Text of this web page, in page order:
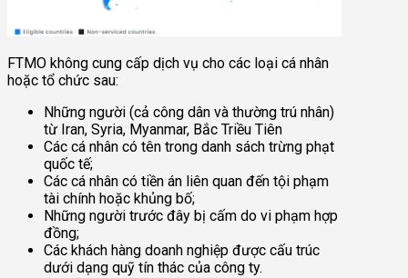
FTMO không cung cấp dịch vụ cho các loại cá nhân
hoặc tổ chức sau:
Những người (cả công dân và thường trú nhân)
từ Iran, Syria, Myanmar, Bắc Triều Tiên
Các cá nhân có tên trong danh sách trừng phạt
quốc tế;
Các cá nhân có tiền án liên quan đến tội phạm
tài chính hoặc khủng bố;
Những người trước đây bị cấm do vi phạm hợp
đồng;
Các khách hàng doanh nghiệp được cấu trúc
dưới dạng quỹ tín thác của công ty.